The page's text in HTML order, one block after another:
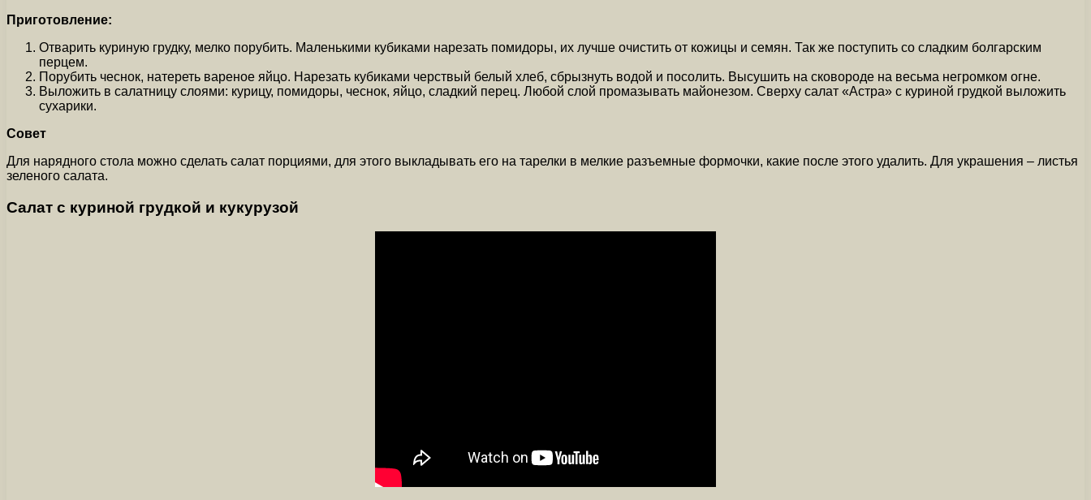
Приготовление:
Отварить куриную грудку, мелко порубить. Маленькими кубиками нарезать помидоры, их лучше очистить от кожицы и семян. Так же поступить со сладким болгарским
перцем.
Порубить чеснок, натереть вареное яйцо. Нарезать кубиками черствый белый хлеб, сбрызнуть водой и посолить. Высушить на сковороде на весьма негромком огне.
Выложить в салатницу слоями: курицу, помидоры, чеснок, яйцо, сладкий перец. Любой слой промазывать майонезом. Сверху салат «Астра» с куриной грудкой выложить
сухарики.
Совет
Для нарядного стола можно сделать салат порциями, для этого выкладывать его на тарелки в мелкие разъемные формочки, какие после этого удалить. Для украшения – листья
зеленого салата.
Салат с куриной грудкой и кукурузой